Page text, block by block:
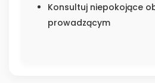
Konsultuj niepokojące
prowadzącym